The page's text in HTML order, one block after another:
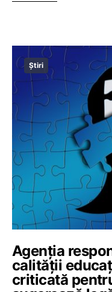
Știri
Agenția
calității
criticată